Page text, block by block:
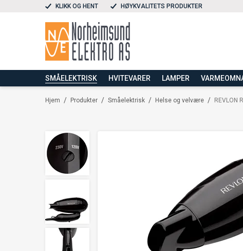
KLIKK OG HENT HØYKVALITETS PRODUKTER
SMÅELEKTRISK HVITEVARER LAMPER
/
Hjem /
Produkter /
Småelektrisk /
Helse og velvære REVLON